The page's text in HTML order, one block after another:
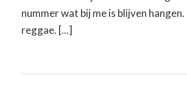
nummer wat bij me is blijven
reggae. [...]